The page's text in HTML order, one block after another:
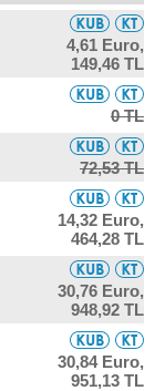
4,61 Euro,
149,46 TL
0 TL
72,53 TL
14,32 Euro,
464,28 TL
30,76 Euro,
948,92 TL
30,84 Euro,
951,13 TL